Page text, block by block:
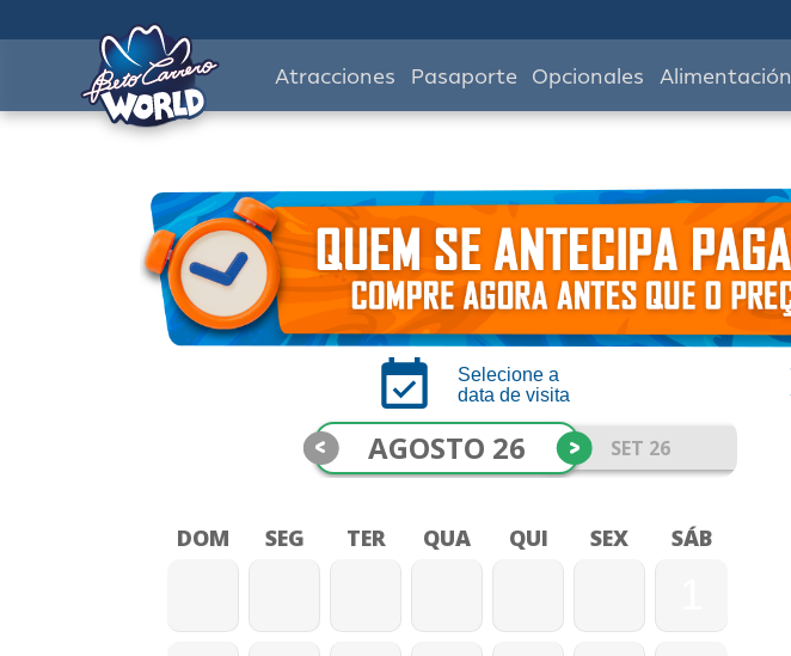
Atracciones Pasaporte Opcionales Alimentación
Selecione a
data de visita
AGOSTO 26 SET 26
< >
DOM SEG TER QUA QUI SEX SÁB